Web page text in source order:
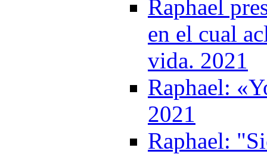
Raphael
en el cual
vida. 2021
Raphael:
2021
Raphael: